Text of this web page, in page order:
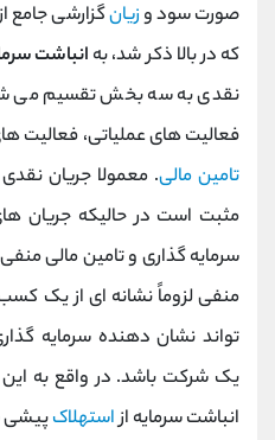
صورت سود وزیانگزارشی جامع
که در بالا ذکر شد، بهانباشت
نقدی به سه بخش تقسیم می
فعالیت های عملیاتی، فعالیت
تامین مالی. معمولا جریان
مثبت است در حالیکه جریان
سرمایه گذاری و تامین مالی
منفی لزوماً نشانه ای از یک
تواند نشان دهنده سرمایه
یک شرکت باشد. در واقع به
انباشت سرمایه ازاستهلاکپیشی